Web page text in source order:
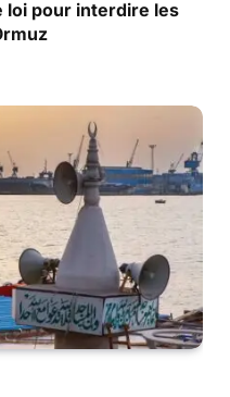
loi pour interdire les